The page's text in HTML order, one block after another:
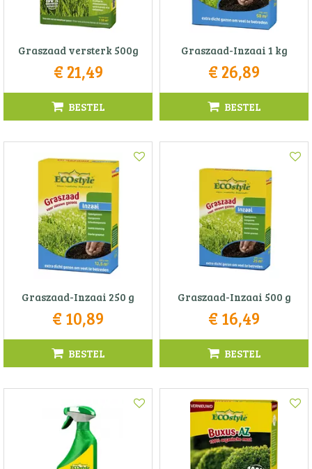
Graszaad versterk 500g
€ 21,49
BESTEL
Graszaad-Inzaai 1 kg
€ 26,89
BESTEL
Graszaad-Inzaai 250 g
€ 10,89
BESTEL
Graszaad-Inzaai 500 g
€ 16,49
BESTEL